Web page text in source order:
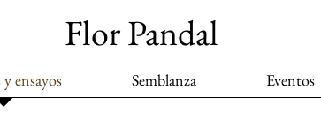
Flor Pandal
ensayos Semblanza Eventos